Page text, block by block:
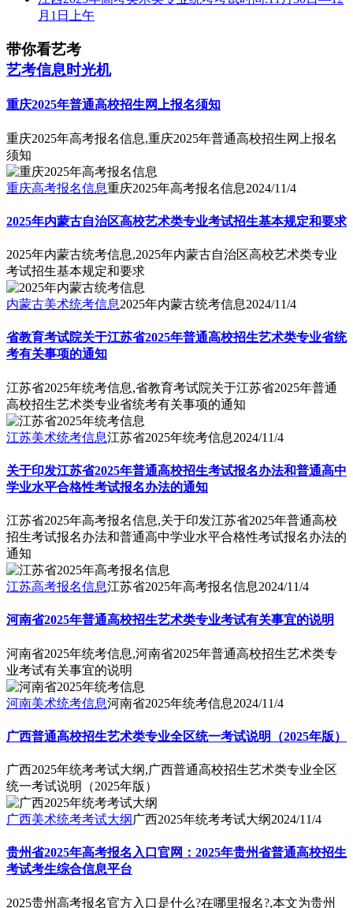
月1日上午
带你看艺考
艺考信息时光机
重庆2025年普通高校招生网上报名须知
重庆2025年高考报名信息,重庆2025年普通高校招生网上报名
须知
重庆高考报名信息重庆2025年高考报名信息2024/11/4
2025年内蒙古自治区高校艺术类专业考试招生基本规定和要求
2025年内蒙古统考信息,2025年内蒙古自治区高校艺术类专业
考试招生基本规定和要求
内蒙古美术统考信息2025年内蒙古统考信息2024/11/4
省教育考试院关于江苏省2025年普通高校招生艺术类专业省统
考有关事项的通知
江苏省2025年统考信息,省教育考试院关于江苏省2025年普通
高校招生艺术类专业省统考有关事项的通知
江苏美术统考信息江苏省2025年统考信息2024/11/4
关于印发江苏省2025年普通高校招生考试报名办法和普通高中
学业水平合格性考试报名办法的通知
江苏省2025年高考报名信息,关于印发江苏省2025年普通高校
招生考试报名办法和普通高中学业水平合格性考试报名办法的
通知
江苏高考报名信息江苏省2025年高考报名信息2024/11/4
河南省2025年普通高校招生艺术类专业考试有关事宜的说明
河南省2025年统考信息,河南省2025年普通高校招生艺术类专
业考试有关事宜的说明
河南美术统考信息河南省2025年统考信息2024/11/4
广西普通高校招生艺术类专业全区统一考试说明（2025年版）
广西2025年统考考试大纲,广西普通高校招生艺术类专业全区
统一考试说明（2025年版）
广西美术统考考试大纲 广西2025年统考考试大纲2024/11/4
贵州省2025年高考报名入口官网：2025年贵州省普通高校招生
考试考生综合信息平台
2025贵州高考报名官方入口是什么?在哪里报名?,本文为贵州